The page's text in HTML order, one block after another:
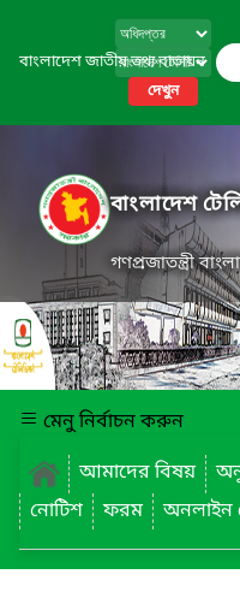
বাংলাদেশ জাতীয় তথ্য বাতায়ন
দেখুন
বাংলাদেশ
গণপ্রজাতন্ত্রী
মেনু নির্বাচন করুন
আমাদের বিষয়
নোটিশ
ফরম অনলাইন